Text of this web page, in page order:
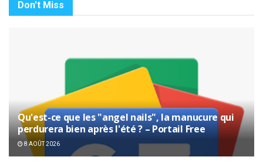
Don't Miss
Qu'est-ce que les "angel nails", la manucure qui
perdurera bien après l'été ? – Portail Free
8 AOÛT 2026